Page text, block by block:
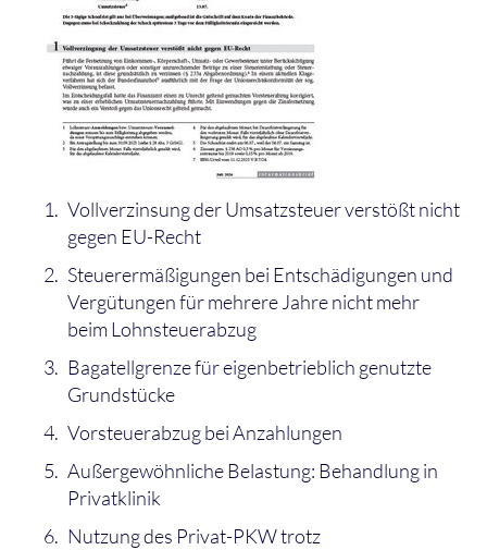
Vollverzinsung der Umsatzsteuer verstößt nicht
gegen EU-Recht
Steuerermäßigungen bei Entschädigungen und
Vergütungen für mehrere Jahre nicht mehr
beim Lohnsteuerabzug
Bagatellgrenze für eigenbetrieblich genutzte
Grundstücke
Vorsteuerabzug bei Anzahlungen
Außergewöhnliche Belastung: Behandlung in
Privatklinik
Nutzung des Privat-PKW trotz